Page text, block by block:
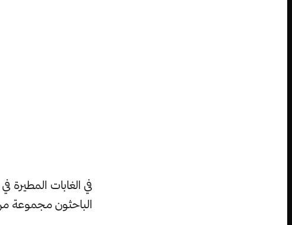
في الغابات المطيرة
الباحثون مجموعة